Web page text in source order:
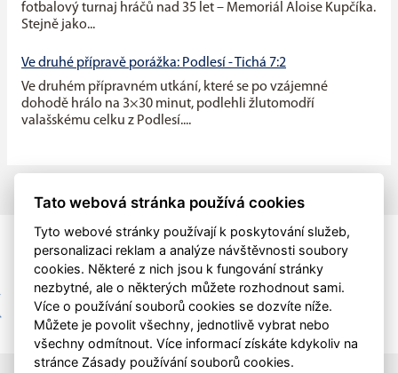
fotbalový turnaj hráčů nad 35 let – Memoriál Aloise Kupčíka.
Stejně jako...
Ve druhé přípravě porážka: Podlesí - Tichá 7:2
Ve druhém přípravném utkání, které se po vzájemné
dohodě hrálo na 3×30 minut, podlehli žlutomodří
valašskému celku z Podlesí....
Tato webová stránka používá cookies
Tyto webové stránky používají k poskytování služeb,
personalizaci reklam a analýze návštěvnosti soubory
cookies. Některé z nich jsou k fungování stránky
nezbytné, ale o některých můžete rozhodnout sami.
Více o používání souborů cookies se dozvíte níže.
Můžete je povolit všechny, jednotlivě vybrat nebo
všechny odmítnout. Více informací získáte kdykoliv na
stránce Zásady používání souborů cookies.